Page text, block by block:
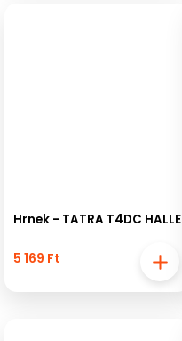
Hrnek - TATRA T4DC HALLE
5 169 Ft